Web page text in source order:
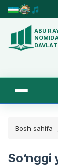
ABU
Bosh sahifa
So‘nggi